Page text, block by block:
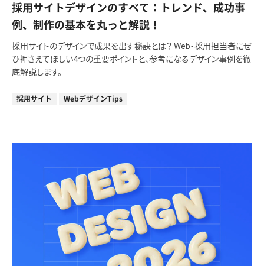
採用サイトデザインのすべて：トレンド、成功事
例、制作の基本を丸っと解説！
採用サイトのデザインで成果を出す秘訣とは？ Web・採用担当者にぜ
ひ押さえてほしい4つの重要ポイントと、参考になるデザイン事例を徹
底解説します。
採用サイト WebデザインTips